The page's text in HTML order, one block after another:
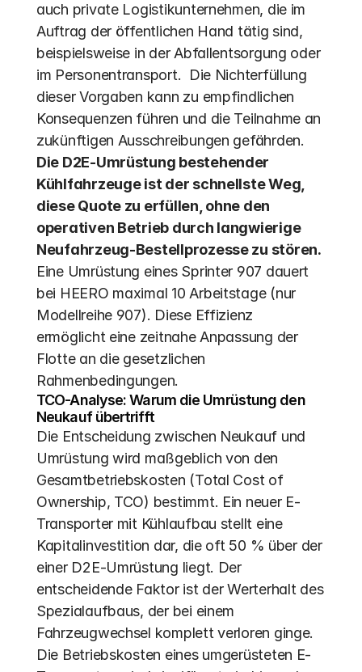
auch private Logistikunternehmen, die im
Auftrag der öffentlichen Hand tätig sind,
beispielsweise in der Abfallentsorgung oder
im Personentransport.  Die Nichterfüllung
dieser Vorgaben kann zu empfindlichen
Konsequenzen führen und die Teilnahme an
Die D2E-Umrüstung bestehender
Kühlfahrzeuge ist der schnellste Weg,
diese Quote zu erfüllen, ohne den
operativen Betrieb durch langwierige
Neufahrzeug-Bestellprozesse zu stören.
Eine Umrüstung eines Sprinter 907 dauert
bei HEERO maximal 10 Arbeitstage (nur
Modellreihe 907). Diese Effizienz
ermöglicht eine zeitnahe Anpassung der
Flotte an die gesetzlichen
Rahmenbedingungen.
TCO-Analyse: Warum die Umrüstung den
Neukauf übertrifft
Die Entscheidung zwischen Neukauf und
Umrüstung wird maßgeblich von den
Gesamtbetriebskosten (Total Cost of
Ownership, TCO) bestimmt. Ein neuer E-
Transporter mit Kühlaufbau stellt eine
Kapitalinvestition dar, die oft 50 % über der
einer D2E-Umrüstung liegt. Der
entscheidende Faktor ist der Werterhalt des
Spezialaufbaus, der bei einem
Fahrzeugwechsel komplett verloren ginge.
Die Betriebskosten eines umgerüsteten E-